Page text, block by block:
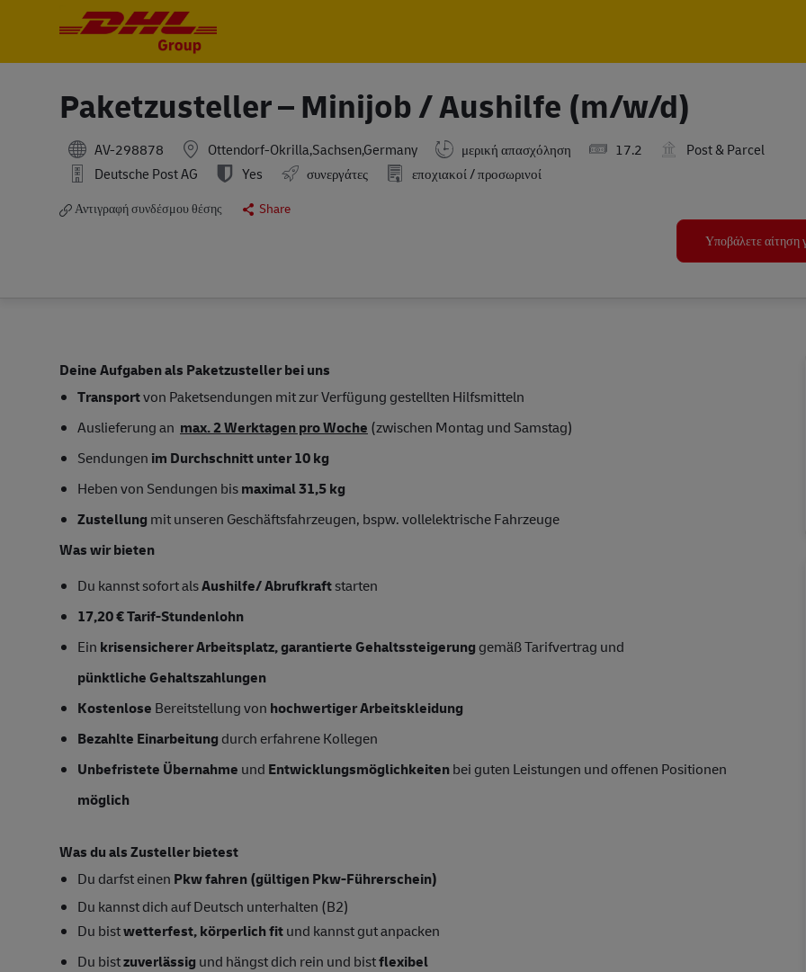
Paketzusteller – Minijob / Aushilfe (m/w/d)
AV-298878 Ottendorf-Okrilla,Sachsen,Germany μερική απασχόληση 17.2
Post & Parcel
Deutsche Post AG
Yes συνεργάτες εποχιακοί / προσωρινοί
Αντιγραφή συνδέσμου θέσης
Share
Υποβάλετε αίτηση
Deine Aufgaben als Paketzusteller bei uns
Transportvon Paketsendungen mit zur Verfügung gestellten Hilfsmitteln
Auslieferung an max. 2 Werktagen pro Woche (zwischen Montag und Samstag)
Sendungen im Durchschnitt unter 10 kg
Heben von Sendungen bismaximal 31,5 kg
Zustellung mit unseren Geschäftsfahrzeugen, bspw. vollelektrische Fahrzeuge
Was wir bieten
Du kannst sofort alsAushilfe/ Abrufkraftstarten
17,20 € Tarif-Stundenlohn
Ein krisensicherer Arbeitsplatz, garantierte Gehaltssteigerung gemäß Tarifvertrag und
pünktliche Gehaltszahlungen
Kostenlose Bereitstellung von hochwertiger Arbeitskleidung
Bezahlte Einarbeitung durch erfahrene Kollegen
Unbefristete Übernahme und Entwicklungsmöglichkeitenbei guten Leistungen und offenen Positionen
möglich
Was du als Zusteller bietest
Du darfst einen Pkw fahren (gültigen Pkw-Führerschein)
Du kannst dich auf Deutsch unterhalten (B2)
Du bistwetterfest, körperlich fitund kannst gut anpacken
Du bistzuverlässig und hängst dich rein und bistflexibel